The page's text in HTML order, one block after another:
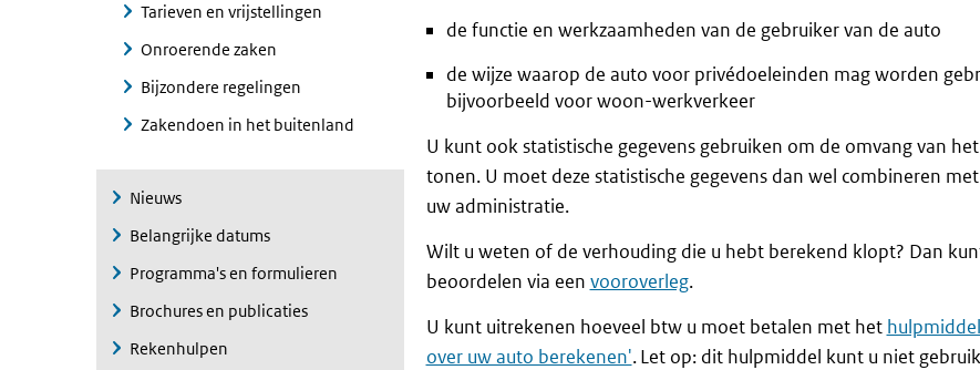
Tarieven en vrijstellingen
Onroerende zaken
Bijzondere regelingen
Zakendoen in het buitenland
Nieuws
Belangrijke datums
Programma's en formulieren
Brochures en publicaties
Rekenhulpen
de functie en werkzaamheden van de gebruiker van de auto
de wijze waarop de auto voor privédoeleinden mag worden
bijvoorbeeld voor woon-werkverkeer
U kunt ook statistische gegevens gebruiken om de omvang van
tonen. U moet deze statistische gegevens dan wel combineren
uw administratie.
Wilt u weten of de verhouding die u hebt berekend klopt? Dan
beoordelen via een vooroverleg.
U kunt uitrekenen hoeveel btw u moet betalen met het
over uw auto berekenen'. Let op: dit hulpmiddel kunt u niet